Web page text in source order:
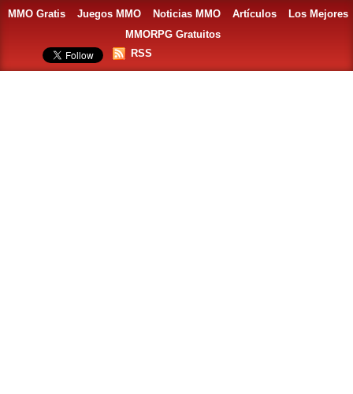
MMO Gratis Juegos MMO Noticias MMO Artículos
Los Mejores
MMORPG Gratuitos
RSS